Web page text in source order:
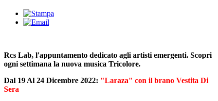
Rcs Lab, l'appuntamento dedicato agli artisti emergenti. Scopri
ogni settimana la nuova musica Tricolore.
Dal 19 Al 24 Dicembre 2022: "Laraza" con il brano Vestita Di
Sera